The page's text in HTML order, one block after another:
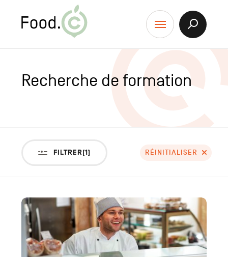
Menu
Afficher
Recherche de formation
FILTRER(1) RÉINITIALISER
des
résultats